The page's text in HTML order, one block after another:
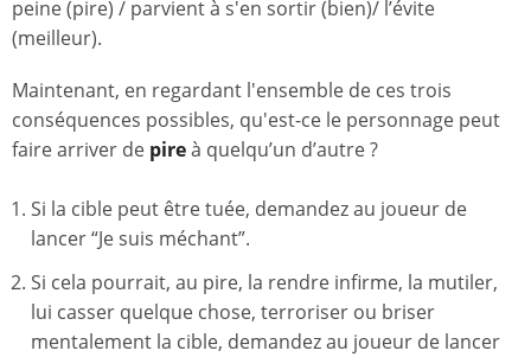
peine (pire) / parvient à s'en sortir (bien)/ l’évite
(meilleur).
Maintenant, en regardant l'ensemble de ces trois
conséquences possibles, qu'est-ce le personnage peut
faire arriver de pireà quelqu’un d’autre ?
Si la cible peut être tuée, demandez au joueur de
lancer “Je suis méchant”.
Si cela pourrait, au pire, la rendre infirme, la mutiler,
lui casser quelque chose, terroriser ou briser
mentalement la cible, demandez au joueur de lancer